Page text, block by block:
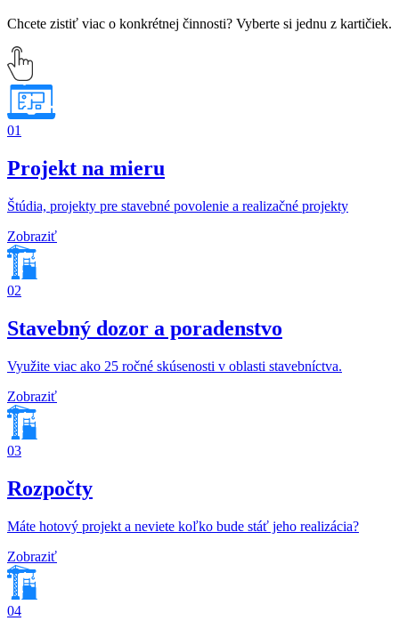
Chcete zistiť viac o konkrétnej činnosti? Vyberte si jednu z kartičiek.
01
Projekt na mieru
Štúdia, projekty pre stavebné povolenie a realizačné projekty
Zobraziť
02
Stavebný dozor a poradenstvo
Využite viac ako 25 ročné skúsenosti v oblasti stavebníctva.
Zobraziť
03
Rozpočty
Máte hotový projekt a neviete koľko bude stáť jeho realizácia?
Zobraziť
04